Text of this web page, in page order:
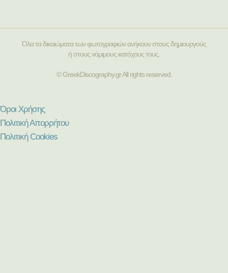
Όλα τα δικαιώματα των φωτογραφιών ανήκουν στους δημιουργούς
ή στους νόμιμους κατόχους τους.
© GreekDiscography.gr All rights reserved.
Όροι Χρήσης
Πολιτική Απορρήτου
Πολιτική Cookies